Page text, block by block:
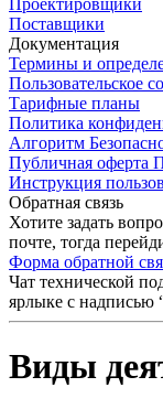
Проектировщики
Поставщики
Документация
Термины и
Пользовательское
Тарифные планы
Политика
Алгоритм
Публичная оферта
Инструкция
Обратная связь
Хотите задать
почте, тогда
Форма обратной
Чат технической
ярлыке с
Виды